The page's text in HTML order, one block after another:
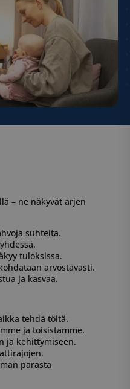
– ne näkyvät arjen
suhteita.
tuloksissa.
arvostavasti.
ja kasvaa.
tehdä töitä.
ja toisistamme.
ja kehittymiseen.
parasta